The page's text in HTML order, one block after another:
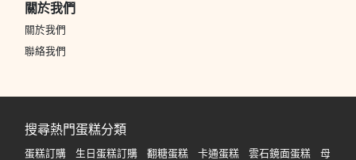
關於我們
關於我們
聯絡我們
搜尋熱門蛋糕分類
蛋糕訂購 生日蛋糕訂購 翻糖蛋糕 卡通蛋糕 雲石鏡面蛋糕
母